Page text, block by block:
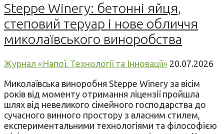
Steppe Winery: бетонні яйця,
степовий теруар і нове обличчя
миколаївського виноробства
Журнал «Напої. Технології та Інновації» 20.07.2026
Миколаївська виноробня Steppe Winery за вісім
років від моменту отримання ліцензії пройшла
шлях від невеликого сімейного господарства до
сучасного винного простору з власним стилем,
експериментальними технологіями та філософією